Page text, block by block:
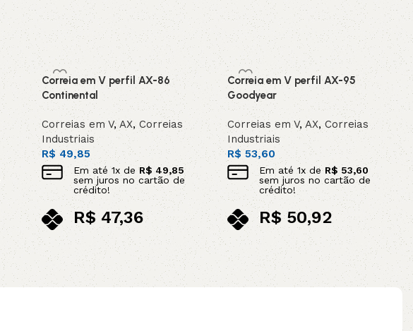
Correia em V perfil AX-86
Continental
Correias em V,AX,Correias
Industriais
R$49,85
Em até1x deR$ 49,85
sem juros no cartão de
crédito!
R$47,36
no pix
Adicionar ao carrinho
Correia em V perfil AX-95
Goodyear
Correias em V,AX,Correias
Industriais
R$53,60
Em até1x de R$53,60
sem juros no cartão de
crédito!
R$50,92
no pix
Adicionar ao carrinho